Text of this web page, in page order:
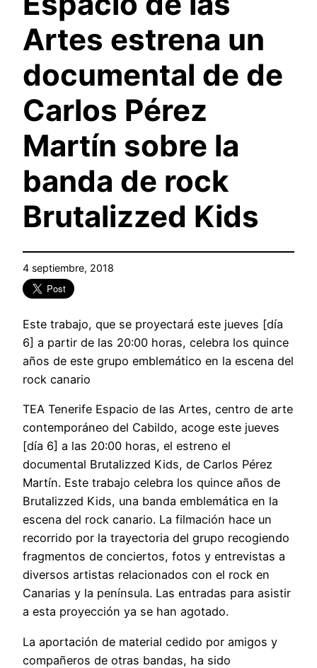
Artes estrena un
documental de de
Carlos Pérez
Martín sobre la
banda de rock
Brutalizzed Kids
4 septiembre, 2018
Este trabajo, que se proyectará este jueves [día
6] a partir de las 20:00 horas, celebra los quince
años de este grupo emblemático en la escena del
rock canario
TEA Tenerife Espacio de las Artes, centro de arte
contemporáneo del Cabildo, acoge este jueves
[día 6] a las 20:00 horas, el estreno el
documental Brutalizzed Kids, de Carlos Pérez
Martín. Este trabajo celebra los quince años de
Brutalizzed Kids, una banda emblemática en la
escena del rock canario. La filmación hace un
recorrido por la trayectoria del grupo recogiendo
fragmentos de conciertos, fotos y entrevistas a
diversos artistas relacionados con el rock en
Canarias y la península. Las entradas para asistir
a esta proyección ya se han agotado.
La aportación de material cedido por amigos y
compañeros de otras bandas, ha sido